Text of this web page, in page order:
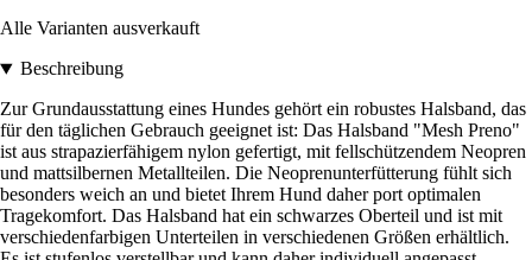
Alle Varianten ausverkauft
Beschreibung
Zur Grundausstattung eines Hundes gehört ein robustes Halsband, das
für den täglichen Gebrauch geeignet ist: Das Halsband "Mesh Preno"
ist aus strapazierfähigem nylon gefertigt, mit fellschützendem Neopren
und mattsilbernen Metallteilen. Die Neoprenunterfütterung fühlt sich
besonders weich an und bietet Ihrem Hund daher port optimalen
Tragekomfort. Das Halsband hat ein schwarzes Oberteil und ist mit
verschiedenfarbigen Unterteilen in verschiedenen Größen erhältlich.